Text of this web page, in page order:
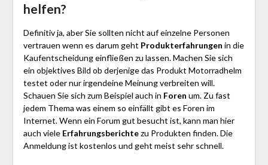
helfen?
Definitiv ja, aber Sie sollten nicht auf einzelne Personen
vertrauen wenn es darum geht Produkterfahrungen in die
Kaufentscheidung einfließen zu lassen. Machen Sie sich
ein objektives Bild ob derjenige das Produkt Motorradhelm
testet oder nur irgendeine Meinung verbreiten will.
Schauen Sie sich zum Beispiel auch in Foren um. Zu fast
jedem Thema was einem so einfällt gibt es Foren im
Internet. Wenn ein Forum gut besucht ist, kann man hier
auch viele Erfahrungsberichtezu Produkten finden. Die
Anmeldung ist kostenlos und geht meist sehr schnell.